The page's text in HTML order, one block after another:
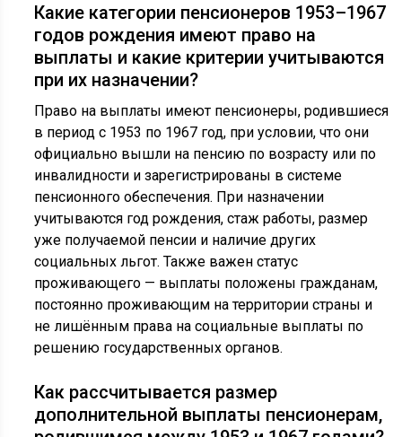
Какие категории пенсионеров 1953–1967
годов рождения имеют право на
выплаты и какие критерии учитываются
при их назначении?
Право на выплаты имеют пенсионеры, родившиеся
в период с 1953 по 1967 год, при условии, что они
официально вышли на пенсию по возрасту или по
инвалидности и зарегистрированы в системе
пенсионного обеспечения. При назначении
учитываются год рождения, стаж работы, размер
уже получаемой пенсии и наличие других
социальных льгот. Также важен статус
проживающего — выплаты положены гражданам,
постоянно проживающим на территории страны и
не лишённым права на социальные выплаты по
решению государственных органов.
Как рассчитывается размер
дополнительной выплаты пенсионерам,